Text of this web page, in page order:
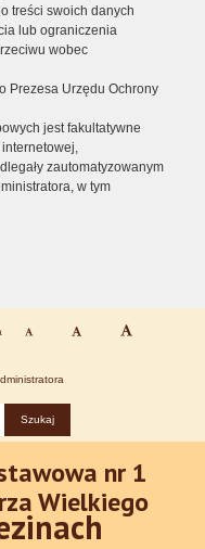
treści swoich danych
lub ograniczenia
wobec
Prezesa Urzędu Ochrony
jest fakultatywne
zautomatyzowanym
w tym
nr 1
Wielkiego